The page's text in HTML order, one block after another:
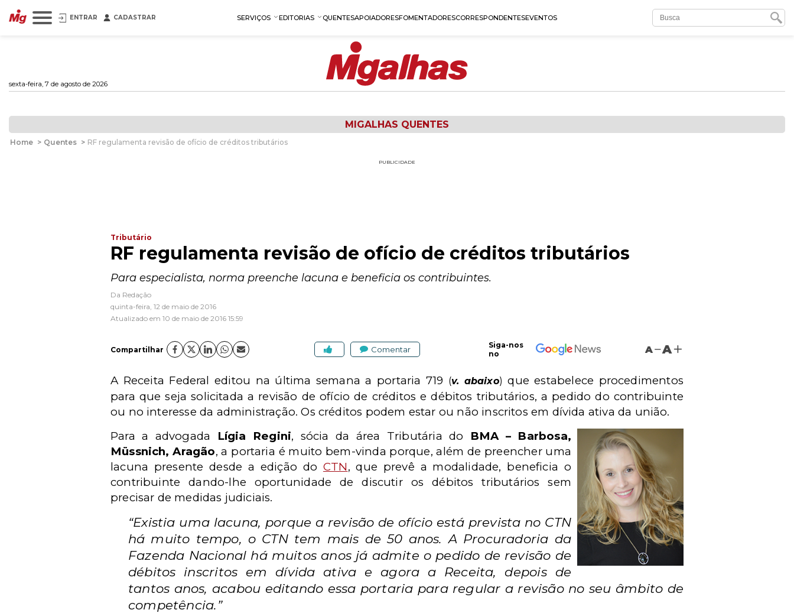
ENTRAR CADASTRAR SERVIÇOS EDITORIAS QUENTESAPOIADORESFOMENTADORESCORRESPONDENTESEVENTOS
sexta-feira, 7 de agosto de 2026
MIGALHAS QUENTES
Home > Quentes > RF regulamenta revisão de ofício de créditos tributários
PUBLICIDADE
Tributário
RF regulamenta revisão de ofício de créditos tributários
Para especialista, norma preenche lacuna e beneficia os contribuintes.
Da Redação
quinta-feira, 12 de maio de 2016
Atualizado em 10 de maio de 2016 15:59
Compartilhar Comentar
Siga-nos
no
A A
A Receita Federal editou na última semana a portaria 719 (v. abaixo) que estabelece procedimentos
para que seja solicitada a revisão de ofício de créditos e débitos tributários, a pedido do contribuinte
ou no interesse da administração. Os créditos podem estar ou não inscritos em dívida ativa da união.
Para a advogada
Lígia Regini, sócia da área Tributária do BMA – Barbosa,
Müssnich, Aragão, a portaria é muito bem-vinda porque, além de preencher uma
lacuna presente desde a edição do CTN, que prevê a modalidade, beneficia o
contribuinte dando-lhe oportunidade de discutir os débitos tributários sem
precisar de medidas judiciais.
“Existia uma lacuna, porque a revisão de ofício está prevista no CTN
há muito tempo, o CTN tem mais de 50 anos. A Procuradoria da
Fazenda Nacional há muitos anos já admite o pedido de revisão de
débitos inscritos em dívida ativa e agora a Receita, depois de
tantos anos, acabou editando essa portaria para regular a revisão no seu âmbito de
competência.”